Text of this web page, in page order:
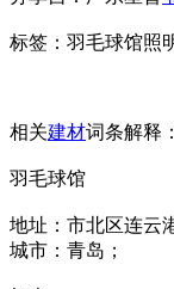
标签：羽毛球馆照
相关建材词条解释：
羽毛球馆
地址：市北区连云
城市：青岛；